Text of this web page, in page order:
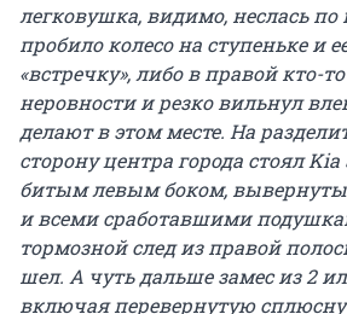
легковушка, видимо, неслась по
пробило колесо на ступеньке и
«встречку», либо в правой кто-
неровности и резко вильнул
делают в этом месте. На
сторону центра города стоял Kia
битым левым боком,
и всеми сработавшими
тормозной след из правой
шел. А чуть дальше замес из 2
включая перевернутую